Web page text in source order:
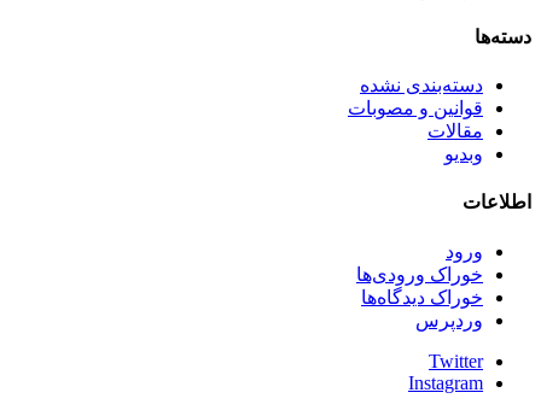
دسته‌ها
دسته‌بندی نشده
قوانین و مصوبات
مقالات
وبدیو
اطلاعات
ورود
خوراک ورودی‌ها
خوراک دیدگاه‌ها
وردپرس
Twitter
Instagram